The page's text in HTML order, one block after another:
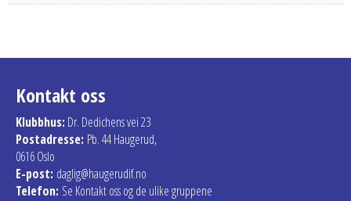
Kontakt oss
Klubbhus: Dr. Dedichens vei 23
Postadresse: Pb. 44 Haugerud,
0616 Oslo
E-post: daglig@haugerudif.no
Telefon: Se Kontakt oss og de ulike gruppene